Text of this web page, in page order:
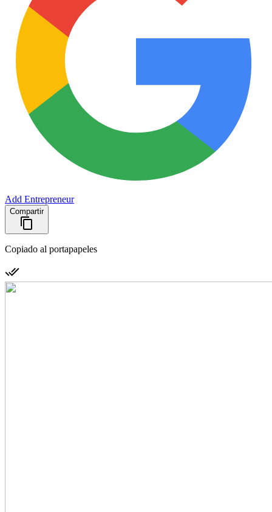
Add Entrepreneur
Compartir
Copiado al portapapeles